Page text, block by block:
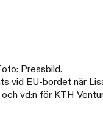
Pressbild.
vid EU-bordet när
vd:n för KTH